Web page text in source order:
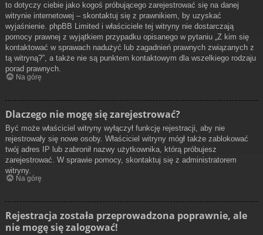
to dotyczy ciebie jako kogoś próbującego zarejestrować się na danej
witrynie internetowej – skontaktuj się z prawnikiem, by uzyskać
wyjaśnienie. phpBB Limited i właściciele tej witryny nie dostarczają
pomocy prawnej z wyjątkiem przypadku opisanego w pytaniu „Z kim się
kontaktować w sprawach nadużyć lub zagadnień prawnych związanych z
tą witryną?”, a także nie są punktem kontaktowym dla wszelkiego rodzaju
porad prawnych.
Na górę
Dlaczego nie mogę się zarejestrować?
Być może właściciel witryny wyłączył funkcję rejestracji, aby nie
rejestrowały się nowe osoby. Właściciel witryny mógł także zablokować
twój adres IP lub zabronił nazwy użytkownika, którą próbujesz
zarejestrować. W sprawie pomocy, skontaktuj się z administratorem
witryny.
Na górę
Rejestracja została przeprowadzona poprawnie, ale
nie mogę się zalogować!